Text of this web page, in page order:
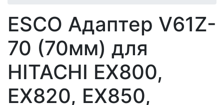
ESCO Адаптер V61Z-
70 (70мм) для
HITACHI EX800,
EX820, EX850,